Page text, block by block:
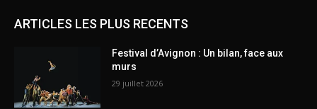
ARTICLES LES PLUS RECENTS
Festival d’Avignon : Un bilan, face aux
murs
29 juillet 2026